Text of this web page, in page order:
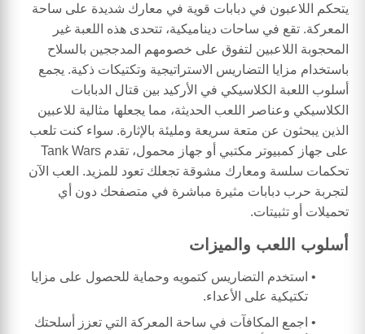
يتحكم اللاعبون في دبابات قوية في معارك شديدة على ساحة
المعركة. تقع في ساحات ديناميكية، تتحدى هذه اللعبة غير
المحجوبة اللاعبين لتفوق على خصومهم المدججين بالسلاح
باستخدام مزايا التضاريس الاستراتيجية وتكتيكات ذكية. يجمع
أسلوب اللعبة الكلاسيكي في الأركيد بين قتال الدبابات
الكلاسيكي وعناصر اللعب الحديثة، مما يجعلها مثالية للاعبين
الذين يبحثون عن متعة سريعة ومليئة بالإثارة. سواء كنت تلعب
على جهاز كمبيوتر مكتبي أو جهاز محمول، تقدم Tank Wars
تحكمات سلسة ومعارك مشوقة تجعلك تعود للمزيد. العب الآن
لتجربة حرب دبابات مثيرة مباشرة في متصفحك دون أي
تحميلات أو تثبيتات.
أسلوب اللعب والميزات
استخدم التضاريس كتمويه وحماية للحصول على مزايا
تكتيكية على الأعداء.
اجمع المكافآت في ساحة المعركة التي تعزز أسلحتك